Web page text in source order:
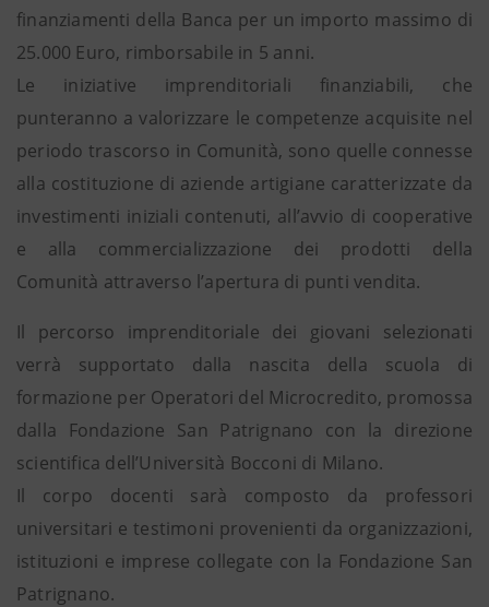
finanziamenti della Banca per un importo massimo di
25.000 Euro, rimborsabile in 5 anni.
Le iniziative imprenditoriali finanziabili, che
punteranno a valorizzare le competenze acquisite nel
periodo trascorso in Comunità, sono quelle connesse
alla costituzione di aziende artigiane caratterizzate da
investimenti iniziali contenuti, all’avvio di cooperative
e alla commercializzazione dei prodotti della
Comunità attraverso l’apertura di punti vendita.
Il percorso imprenditoriale dei giovani selezionati
verrà supportato dalla nascita della scuola di
formazione per Operatori del Microcredito, promossa
dalla Fondazione San Patrignano con la direzione
scientifica dell’Università Bocconi di Milano.
Il corpo docenti sarà composto da professori
universitari e testimoni provenienti da organizzazioni,
istituzioni e imprese collegate con la Fondazione San
Patrignano.